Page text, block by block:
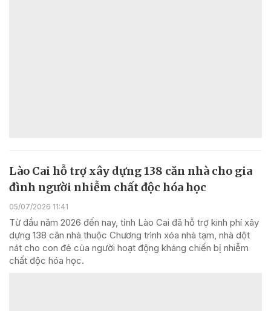
Lào Cai hỗ trợ xây dựng 138 căn nhà cho gia
đình người nhiễm chất độc hóa học
05/07/2026 11:41
Từ đầu năm 2026 đến nay, tỉnh Lào Cai đã hỗ trợ kinh phí xây
dựng 138 căn nhà thuộc Chương trình xóa nhà tạm, nhà dột
nát cho con đẻ của người hoạt động kháng chiến bị nhiễm
chất độc hóa học.